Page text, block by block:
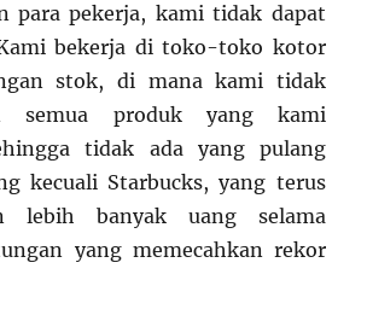
para pekerja, kami tidak dapat
bekerja di toko-toko kotor
stok, di mana kami tidak
semua produk yang kami
tidak ada yang pulang
kecuali Starbucks, yang terus
lebih banyak uang selama
yang memecahkan rekor